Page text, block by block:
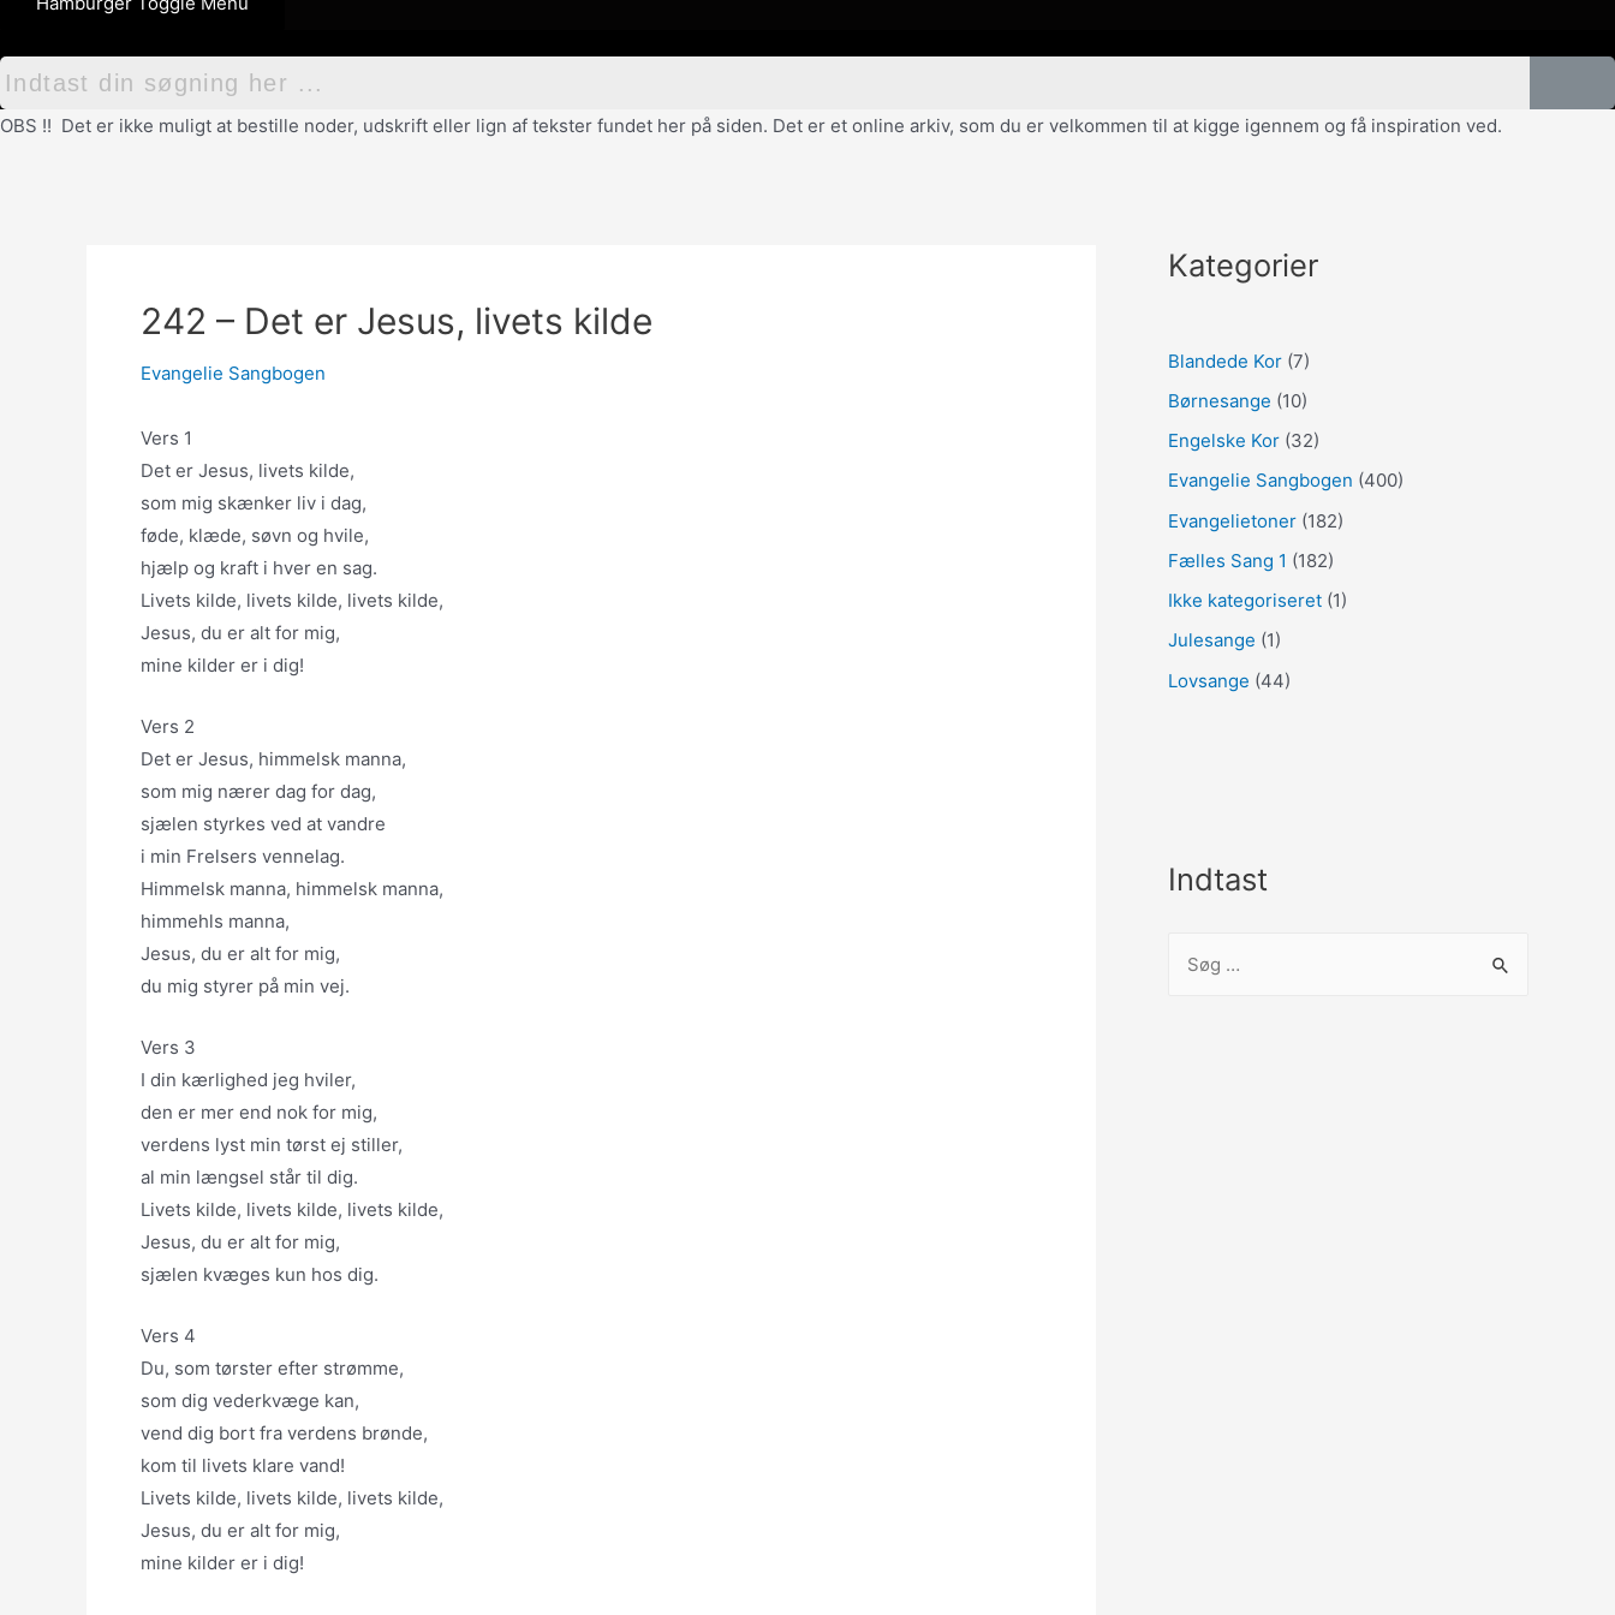
OBS !! Det er ikke muligt at bestille noder, udskrift eller lign af tekster fundet her på siden. Det er et online arkiv, som du er velkommen til at kigge igennem og få inspiration ved.
242 – Det er Jesus, livets kilde
Evangelie Sangbogen
Vers 1
Det er Jesus, livets kilde,
som mig skænker liv i dag,
føde, klæde, søvn og hvile,
hjælp og kraft i hver en sag.
Livets kilde, livets kilde, livets kilde,
Jesus, du er alt for mig,
mine kilder er i dig!
Vers 2
Det er Jesus, himmelsk manna,
som mig nærer dag for dag,
sjælen styrkes ved at vandre
i min Frelsers vennelag.
Himmelsk manna, himmelsk manna,
himmehls manna,
Jesus, du er alt for mig,
du mig styrer på min vej.
Vers 3
I din kærlighed jeg hviler,
den er mer end nok for mig,
verdens lyst min tørst ej stiller,
al min længsel står til dig.
Livets kilde, livets kilde, livets kilde,
Jesus, du er alt for mig,
sjælen kvæges kun hos dig.
Vers 4
Du, som tørster efter strømme,
som dig vederkvæge kan,
vend dig bort fra verdens brønde,
kom til livets klare vand!
Livets kilde, livets kilde, livets kilde,
Jesus, du er alt for mig,
mine kilder er i dig!
Kategorier
Blandede Kor (7)
Børnesange (10)
Engelske Kor (32)
Evangelie Sangbogen (400)
Evangelietoner (182)
Fælles Sang 1 (182)
Ikke kategoriseret (1)
Julesange (1)
Lovsange (44)
Indtast